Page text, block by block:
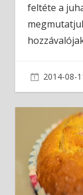
feltéte a
2014-08-